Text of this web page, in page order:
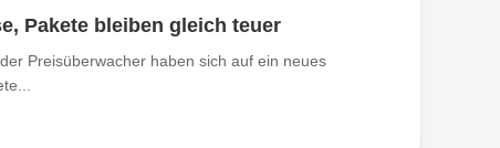
Pakete bleiben gleich teuer
Preisüberwacher haben sich auf ein neues